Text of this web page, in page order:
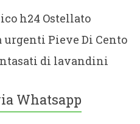
h24 Ostellato
Pieve Di Cento
di lavandini
Whatsapp